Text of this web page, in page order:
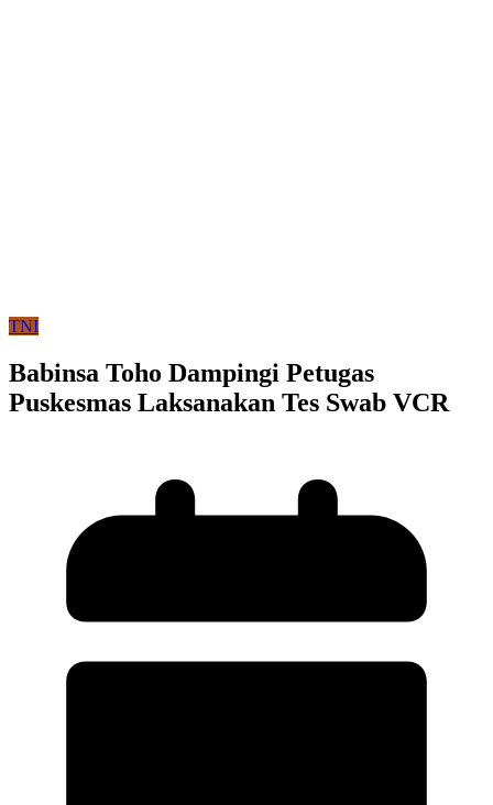
TNI
Babinsa Toho Dampingi Petugas
Puskesmas Laksanakan Tes Swab VCR